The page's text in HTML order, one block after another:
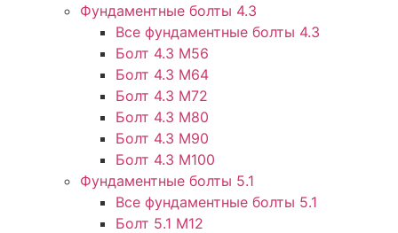
Фундаментные болты 4.3
Все фундаментные болты 4.3
Болт 4.3 М56
Болт 4.3 М64
Болт 4.3 М72
Болт 4.3 М80
Болт 4.3 М90
Болт 4.3 М100
Фундаментные болты 5.1
Все фундаментные болты 5.1
Болт 5.1 М12